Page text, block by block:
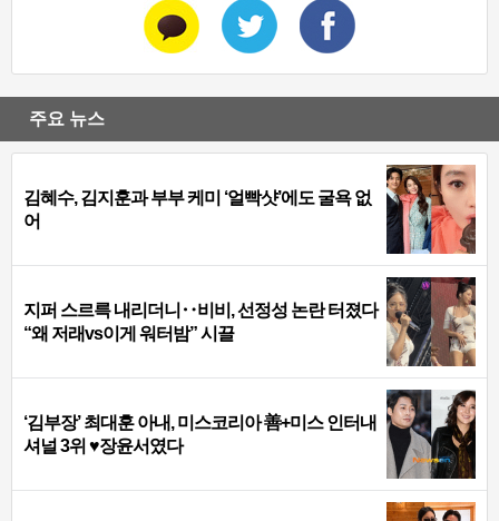
주요 뉴스
김혜수, 김지훈과 부부 케미 ‘얼빡샷’에도 굴욕 없
어
지퍼 스르륵 내리더니‥비비, 선정성 논란 터졌다
“왜 저래vs이게 워터밤” 시끌
‘김부장’ 최대훈 아내, 미스코리아 善+미스 인터내
셔널 3위 ♥장윤서였다